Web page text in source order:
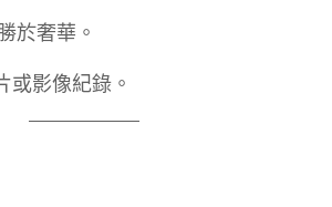
於奢華。
或影像紀錄。